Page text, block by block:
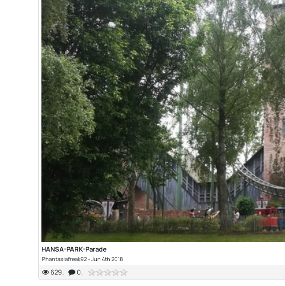
HANSA-PARK-Parade
Phantasiafreak92-Jun 4th 2018
629 0